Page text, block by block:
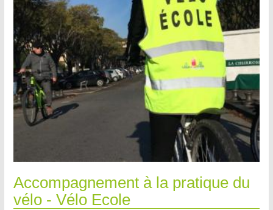
Accompagnement à la pratique du
vélo - Vélo Ecole